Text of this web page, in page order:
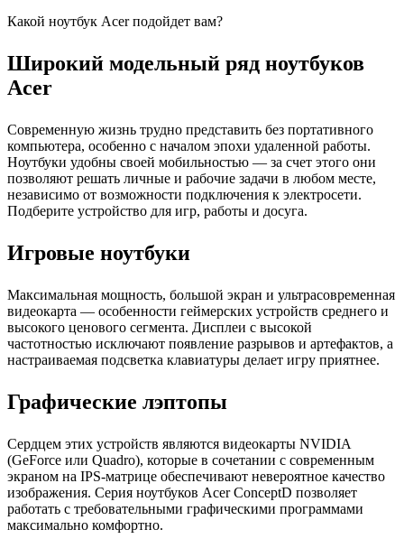
Какой ноутбук Acer подойдет вам?
Широкий модельный ряд ноутбуков
Acer
Современную жизнь трудно представить без портативного
компьютера, особенно с началом эпохи удаленной работы.
Ноутбуки удобны своей мобильностью — за счет этого они
позволяют решать личные и рабочие задачи в любом месте,
независимо от возможности подключения к электросети.
Подберите устройство для игр, работы и досуга.
Игровые ноутбуки
Максимальная мощность, большой экран и ультрасовременная
видеокарта — особенности геймерских устройств среднего и
высокого ценового сегмента. Дисплеи с высокой
частотностью исключают появление разрывов и артефактов, а
настраиваемая подсветка клавиатуры делает игру приятнее.
Графические лэптопы
Сердцем этих устройств являются видеокарты NVIDIA
(GeForce или Quadro), которые в сочетании с современным
экраном на IPS-матрице обеспечивают невероятное качество
изображения. Серия ноутбуков Acer ConceptD позволяет
работать с требовательными графическими программами
максимально комфортно.